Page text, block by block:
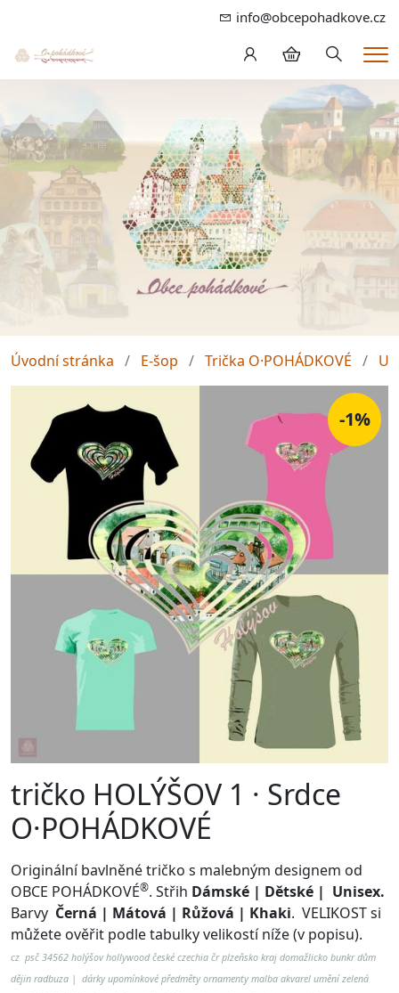
info@obcepohadkove.cz
Hledání
Úvodní stránka E-šop Trička O·POHÁDKOVÉ
-1%
tričko HOLÝŠOV 1 · Srdce
O·POHÁDKOVÉ
Originální bavlněné tričko s malebným designem od
OBCE POHÁDKOVÉ®. Střih Dámské | Dětské | Unisex.
Barvy Černá | Mátová | Růžová | Khaki. VELIKOST si
můžete ověřit podle tabulky velikostí níže (v popisu).
cz psč 34562 holýšov hollywood české czechia čr plzeňsko kraj domažlicko bunkr dům
dějin radbuza | dárky upomínkové předměty ornamenty malba akvarel umění zelená